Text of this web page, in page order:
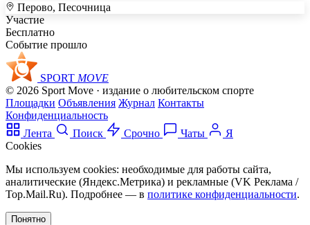
+
–
Перово, Песочница
Участие
Бесплатно
Событие прошло
SPORT MOVE
© 2026 Sport Move · издание о любительском спорте
Площадки Объявления Журнал Контакты
Конфиденциальность
Лента
Поиск Срочно Чаты
Я
Cookies
Мы используем cookies: необходимые для работы сайта,
аналитические (Яндекс.Метрика) и рекламные (VK Реклама /
Top.Mail.Ru). Подробнее — в политике конфиденциальности.
Понятно